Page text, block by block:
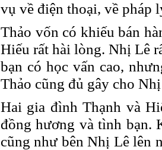
vụ về điện thoại, về pháp
Thảo vốn có khiếu bán
Hiếu rất hài lòng. Nhị Lê
bạn có học vấn cao,
Thảo cũng đủ gây cho
Hai gia đình Thạnh và
đồng hương và tình bạn.
cũng như bên Nhị Lê lên